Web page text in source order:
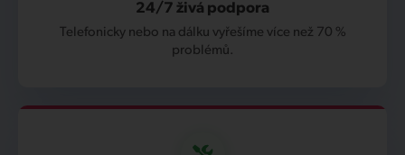
24/7 živá podpora
Telefonicky nebo na dálku vyřešíme více než 70 %
problémů.